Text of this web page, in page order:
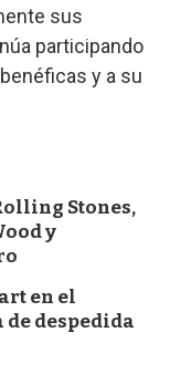
sus
participando
y a su
Stones,
y
en el
despedida